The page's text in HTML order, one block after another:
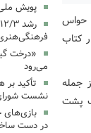
حواس
روانه بازار کتاب
از جمله
پشت
پویش
«درخت
می‌رود
تأکید بر
نشست
بازی‌های
در دست